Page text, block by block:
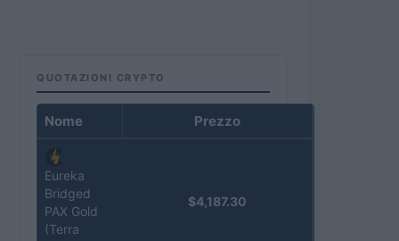
QUOTAZIONI CRYPTO
Nome Prezzo
Eureka
Bridged
PAX Gold
(Terra
$4,187.30